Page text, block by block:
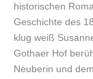
historischen
Geschichte des
klug weiß
Gothaer Hof
Neuberin und